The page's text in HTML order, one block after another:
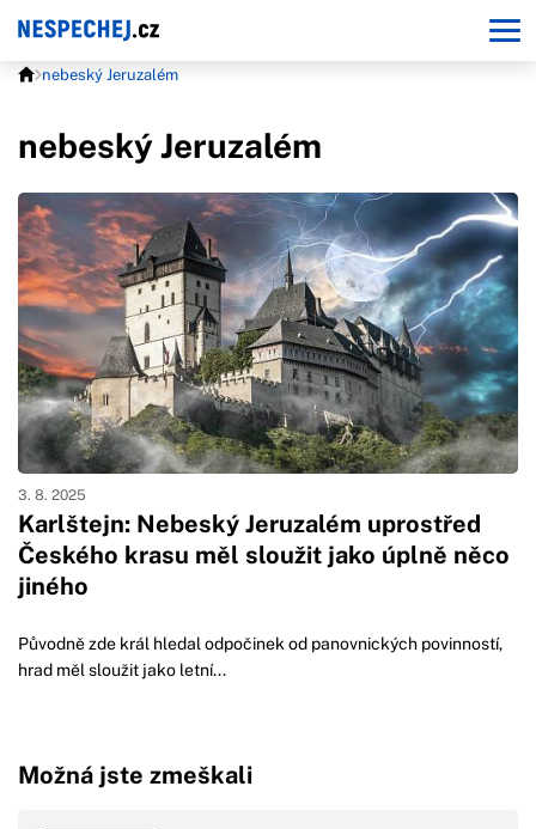
nebeský Jeruzalém
nebeský Jeruzalém
Karlštejn: Nebeský Jeruzalém uprostřed
Českého krasu měl sloužit jako úplně něco
jiného
3. 8. 2025
Původně zde král hledal odpočinek od panovnických povinností,
hrad měl sloužit jako letní...
Možná jste zmeškali